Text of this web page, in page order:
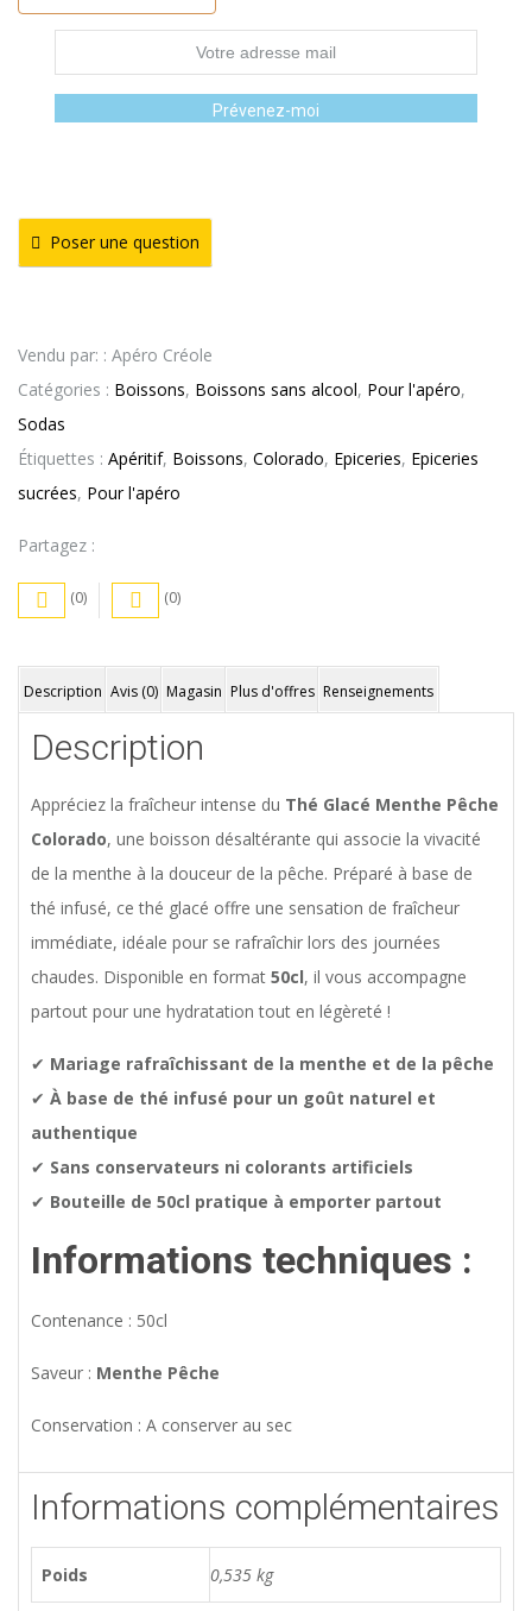
Prévenez-moi
Poser une question
Vendu par: : Apéro Créole
Catégories : Boissons, Boissons sans alcool, Pour l'apéro,
Sodas
Étiquettes : Apéritif, Boissons, Colorado, Epiceries, Epiceries
sucrées, Pour l'apéro
Partagez :
(0) (0)
Description Avis (0) Magasin Plus d'offres Renseignements
Description
Appréciez la fraîcheur intense du Thé Glacé Menthe Pêche
Colorado, une boisson désaltérante qui associe la vivacité
de la menthe à la douceur de la pêche. Préparé à base de
thé infusé, ce thé glacé offre une sensation de fraîcheur
immédiate, idéale pour se rafraîchir lors des journées
chaudes. Disponible en format 50cl, il vous accompagne
partout pour une hydratation tout en légèreté !
✔ Mariage rafraîchissant de la menthe et de la pêche
✔ À base de thé infusé pour un goût naturel et
authentique
✔ Sans conservateurs ni colorants artificiels
✔ Bouteille de 50cl pratique à emporter partout
Informations techniques :
Contenance : 50cl
Saveur : Menthe Pêche
Conservation : A conserver au sec
Informations complémentaires
Poids 0,535 kg